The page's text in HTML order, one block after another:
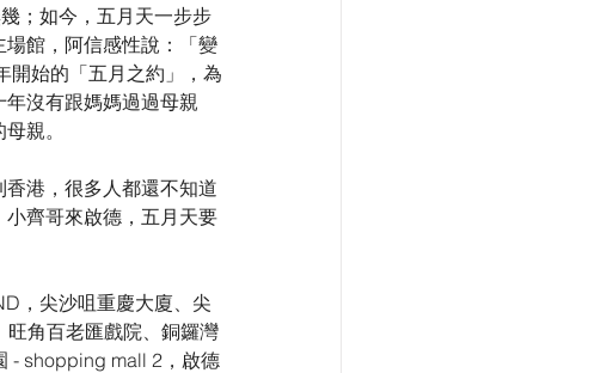
；如今，五月天一步步
館，阿信感性說：「變
開始的「五月之約」，為
沒有跟媽媽過過母親
親。
港，很多人都還不知道
齊哥來啟德，五月天要
，尖沙咀重慶大廈、尖
角百老匯戲院、銅鑼灣
- shopping mall 2，啟德